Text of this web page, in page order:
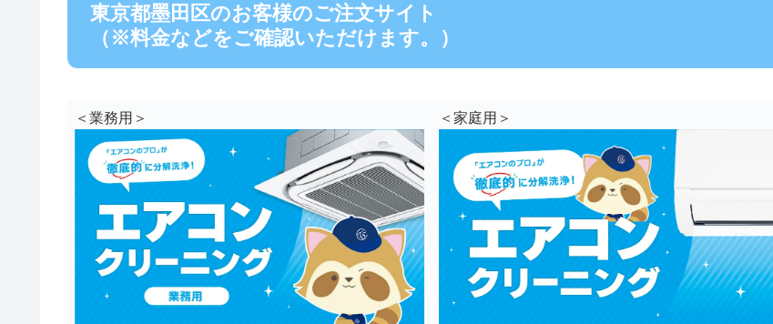
東京都墨田区のお客様のご注文サイト
（※料金などをご確認いただけます。）
＜業務用＞ ＜家庭用＞